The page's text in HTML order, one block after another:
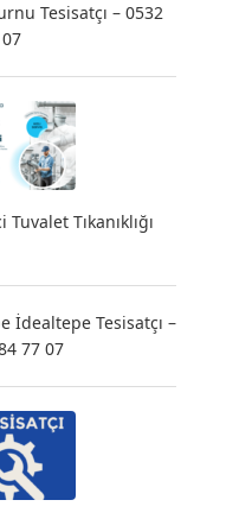
Tesisatçı – 0532
Tıkanıklığı
İdealtepe Tesisatçı –
77 07